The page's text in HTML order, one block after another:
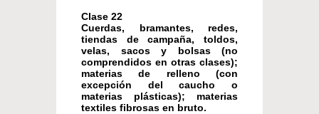
Clase 22
Cuerdas, bramantes, redes,
tiendas de campaña, toldos,
velas, sacos y bolsas (no
comprendidos en otras clases);
materias de relleno (con
excepción del caucho o
materias plásticas); materias
textiles fibrosas en bruto.